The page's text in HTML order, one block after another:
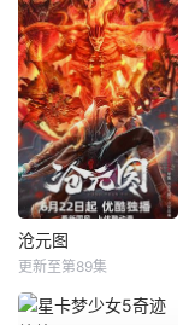
沧元图
更新至第89集